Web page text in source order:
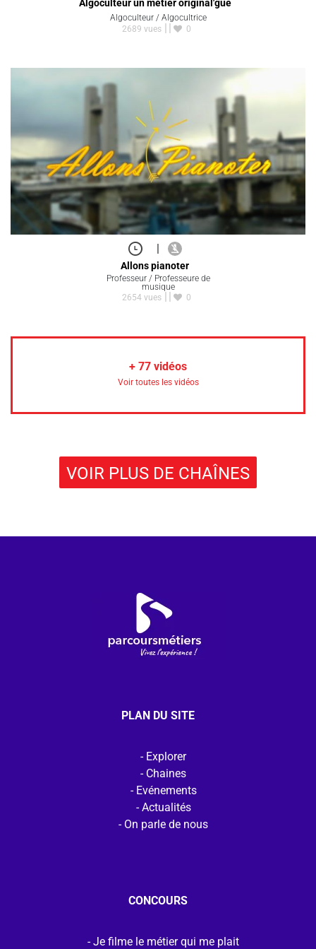
Algoculteur un métier original'gue
Algoculteur / Algocultrice
2689 vues
0
|
Allons pianoter
Professeur / Professeure de
musique
2654 vues
0
+ 77 vidéos
Voir toutes les vidéos
VOIR PLUS DE CHAÎNES
PLAN DU SITE
Explorer
Chaines
Evénements
Actualités
On parle de nous
CONCOURS
Je filme le métier qui me plait